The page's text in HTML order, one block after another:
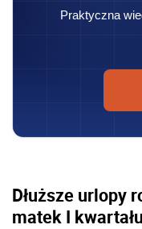
Praktyczna
Dłuższe urlopy
matek I kwartału